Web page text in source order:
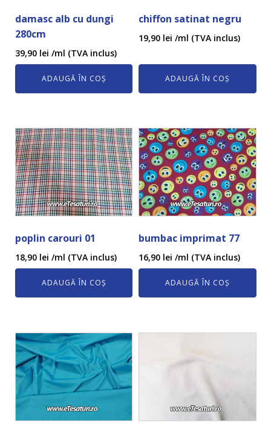
damasc alb cu dungi
280cm
39,90 lei /ml (TVA inclus)
ADAUGĂ ÎN COȘ
chiffon satinat negru
19,90 lei /ml (TVA inclus)
ADAUGĂ ÎN COȘ
poplin carouri 01
18,90 lei /ml (TVA inclus)
ADAUGĂ ÎN COȘ
bumbac imprimat 77
16,90 lei /ml (TVA inclus)
ADAUGĂ ÎN COȘ